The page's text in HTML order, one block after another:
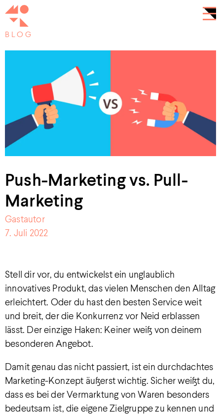
BLOG
Push-Marketing vs. Pull-
Marketing
Gastautor
7. Juli 2022
Stell dir vor, du entwickelst ein unglaublich
innovatives Produkt, das vielen Menschen den Alltag
erleichtert. Oder du hast den besten Service weit
und breit, der die Konkurrenz vor Neid erblassen
lässt. Der einzige Haken: Keiner weiß von deinem
besonderen Angebot.
Damit genau das nicht passiert, ist ein durchdachtes
Marketing-Konzept äußerst wichtig. Sicher weißt du,
dass es bei der Vermarktung von Waren besonders
bedeutsam ist, die eigene Zielgruppe zu kennen und